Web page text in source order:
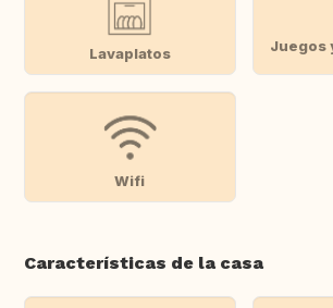
Lavaplatos
Juegos
Wifi
Características de la casa